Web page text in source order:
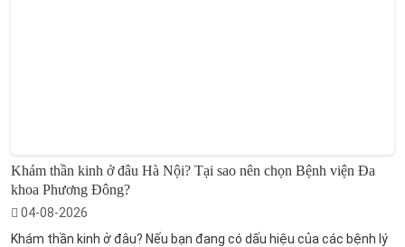
Khám thần kinh ở đâu Hà Nội? Tại sao nên chọn Bệnh viện Đa
khoa Phương Đông?
04-08-2026
Khám thần kinh ở đâu? Nếu bạn đang có dấu hiệu của các bệnh lý